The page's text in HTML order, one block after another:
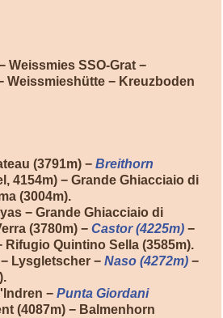
Weissmies SSO-Grat −
Weissmieshütte − Kreuzboden
(3791m) − Breithorn
4154m) − Grande Ghiacciaio di
(3004m).
− Grande Ghiacciaio di
(3780m) − Castor (4225m) −
Quintino Sella (3585m).
Lysgletscher − Naso (4272m) −
− Punta Giordani
(4087m) − Balmenhorn